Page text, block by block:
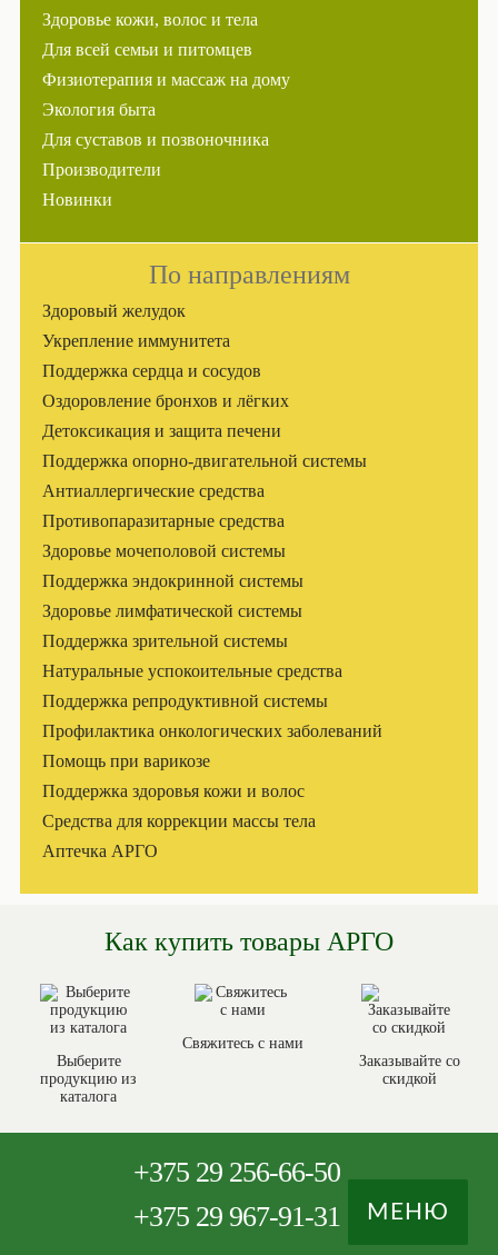
МЕНЮ
Здоровье кожи, волос и тела
Для всей семьи и питомцев
Физиотерапия и массаж на дому
Экология быта
Для суставов и позвоночника
Производители
Новинки
По направлениям
Здоровый желудок
Укрепление иммунитета
Поддержка сердца и сосудов
Оздоровление бронхов и лёгких
Детоксикация и защита печени
Поддержка опорно-двигательной системы
Антиаллергические средства
Противопаразитарные средства
Здоровье мочеполовой системы
Поддержка эндокринной системы
Здоровье лимфатической системы
Поддержка зрительной системы
Натуральные успокоительные средства
Поддержка репродуктивной системы
Профилактика онкологических заболеваний
Помощь при варикозе
Поддержка здоровья кожи и волос
Средства для коррекции массы тела
Аптечка АРГО
Как купить товары АРГО
Выберите
продукцию из
каталога
Свяжитесь с нами
Заказывайте со
скидкой
+375 29 256-66-50
+375 29 967-91-31